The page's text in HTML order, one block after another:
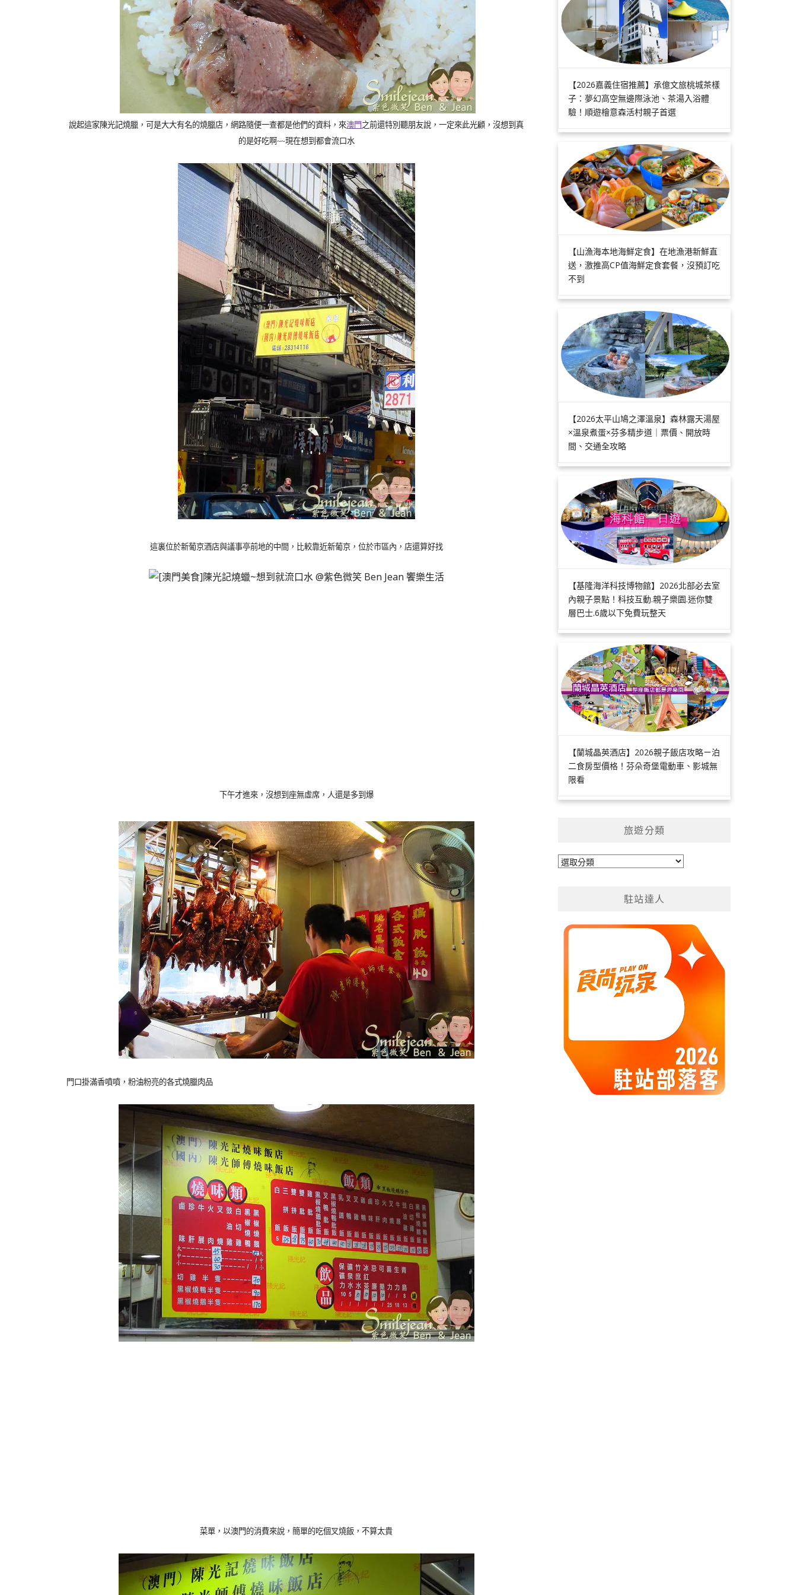
說起這家陳光記燒臘，可是大大有名的燒臘店，網路隨便一查都是他們的資料，來澳門之前還特別聽朋友說，一定來此光顧，沒想到真
的是好吃啊~~現在想到都會流口水
這裏位於新葡京酒店與議事亭前地的中間，比較靠近新葡京，位於市區內，店還算好找
下午才進來，沒想到座無虛席，人還是多到爆
門口掛滿香噴噴，粉油粉亮的各式燒臘肉品
菜單，以澳門的消費來說，簡單的吃個叉燒飯，不算太貴
【2026嘉義住宿推薦】承億文旅桃城茶樣
子：夢幻高空無邊際泳池、茶湯入浴體
驗！順遊檜意森活村親子首選
【山漁海本地海鮮定食】在地漁港新鮮直
送，激推高CP值海鮮定食套餐，沒預訂吃
不到
【2026太平山鳩之澤溫泉】森林露天湯屋
×溫泉煮蛋×芬多精步道｜票價、開放時
間、交通全攻略
【基隆海洋科技博物館】2026北部必去室
內親子景點！科技互動.親子樂園.迷你雙
層巴士.6歲以下免費玩整天
【蘭城晶英酒店】2026親子飯店攻略ㄧ泊
二食房型價格！芬朵奇堡電動車、影城無
限看
旅遊分類
旅
駐站達人